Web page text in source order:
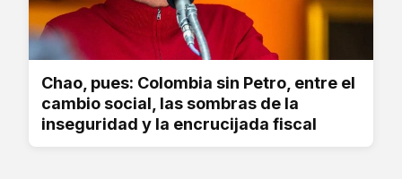
Chao, pues: Colombia sin Petro, entre el
cambio social, las sombras de la
inseguridad y la encrucijada fiscal